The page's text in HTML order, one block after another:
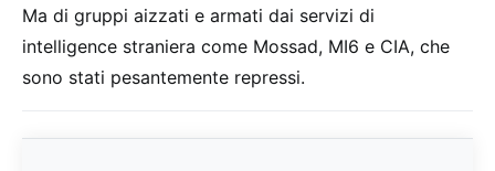
Ma di gruppi aizzati e armati dai servizi di
intelligence straniera come Mossad, MI6 e CIA, che
sono stati pesantemente repressi.